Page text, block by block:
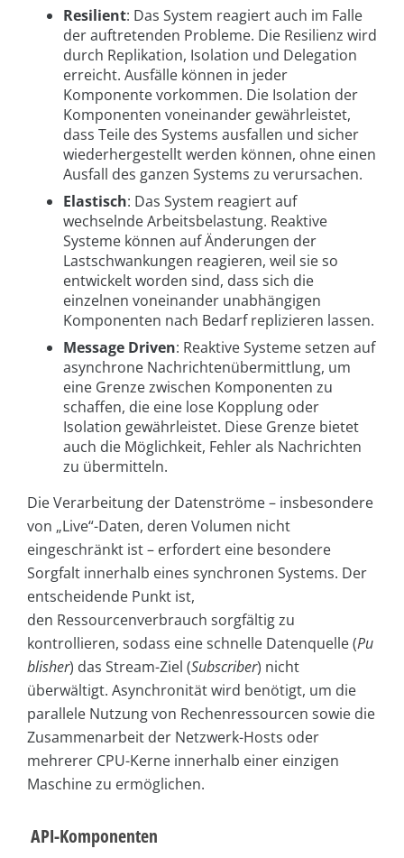
Resilient: Das System reagiert auch im Falle
der auftretenden Probleme. Die Resilienz wird
durch Replikation, Isolation und Delegation
erreicht. Ausfälle können in jeder
Komponente vorkommen. Die Isolation der
Komponenten voneinander gewährleistet,
dass Teile des Systems ausfallen und sicher
wiederhergestellt werden können, ohne einen
Ausfall des ganzen Systems zu verursachen.
Elastisch: Das System reagiert auf
wechselnde Arbeitsbelastung. Reaktive
Systeme können auf Änderungen der
Lastschwankungen reagieren, weil sie so
entwickelt worden sind, dass sich die
einzelnen voneinander unabhängigen
Komponenten nach Bedarf replizieren lassen.
Message Driven: Reaktive Systeme setzen auf
asynchrone Nachrichtenübermittlung, um
eine Grenze zwischen Komponenten zu
schaffen, die eine lose Kopplung oder
Isolation gewährleistet. Diese Grenze bietet
auch die Möglichkeit, Fehler als Nachrichten
zu übermitteln.
Die Verarbeitung der Datenströme – insbesondere
von „Live“-Daten, deren Volumen nicht
eingeschränkt ist – erfordert eine besondere
Sorgfalt innerhalb eines synchronen Systems. Der
entscheidende Punkt ist,
den Ressourcenverbrauch sorgfältig zu
kontrollieren, sodass eine schnelle Datenquelle (Pu
blisher) das Stream-Ziel (Subscriber) nicht
überwältigt. Asynchronität wird benötigt, um die
parallele Nutzung von Rechenressourcen sowie die
Zusammenarbeit der Netzwerk-Hosts oder
mehrerer CPU-Kerne innerhalb einer einzigen
Maschine zu ermöglichen.
API-Komponenten